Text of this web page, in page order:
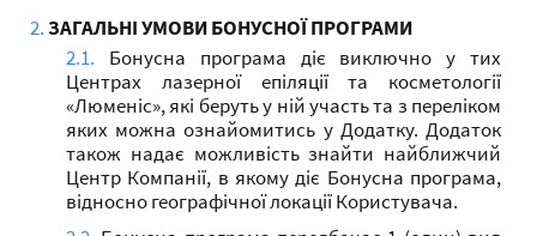
ЗАГАЛЬНІ УМОВИ БОНУСНОЇ ПРОГРАМИ
Бонусна програма діє виключно у тих
Центрах лазерної епіляції та косметології
«Люменіс», які беруть у ній участь та з переліком
яких можна ознайомитись у Додатку. Додаток
також надає можливість знайти найближчий
Центр Компанії, в якому діє Бонусна програма,
відносно географічної локації Користувача.